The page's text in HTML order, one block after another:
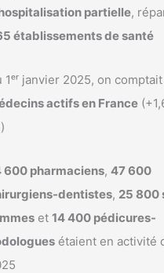
partielle,
établissements de santé
1ᵉʳ janvier 2025, on comptait
actifs en France
600 pharmaciens, 47 600
dentistes, 25 800
et 14 400 pédicures-
étaient en activité